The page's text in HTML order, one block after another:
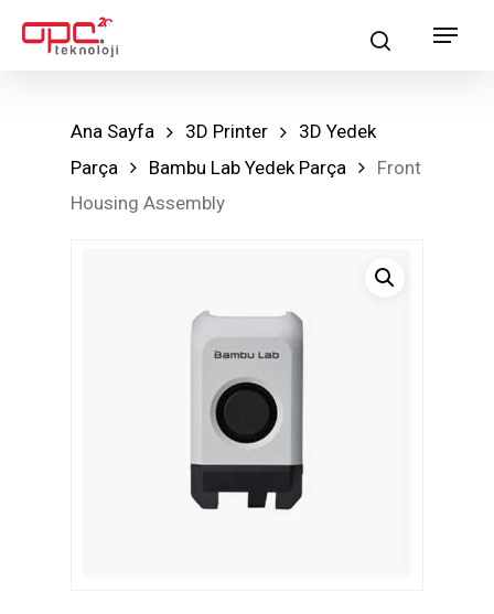
searchMenu
Ana Sayfa 3D Printer
3D Yedek
Parça
Bambu Lab Yedek Parça
Front
Housing Assembly